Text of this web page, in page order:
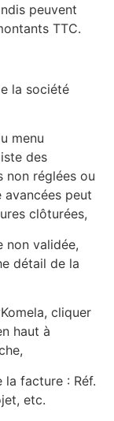
peuvent
TTC.
la société
menu
des
non réglées ou
avancées peut
clôturées,
non validée,
détail de la
cliquer
haut à
la facture : Réf.
etc.